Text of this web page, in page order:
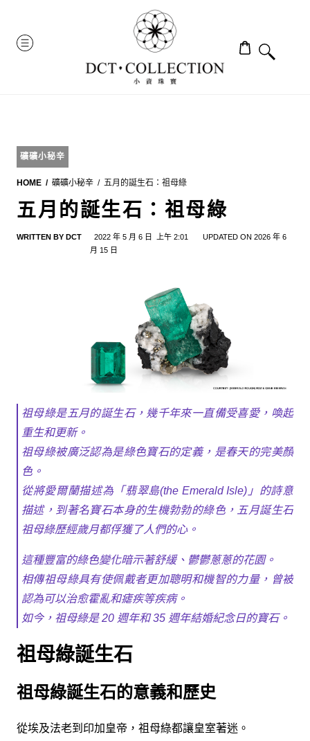
content
MENU
礦礦小秘辛
HOME 礦礦小秘辛 五月的誕生石：祖母綠
五月的誕生石：祖母綠
WRITTEN BY DCT 2022 年 5 月 6 日 上午 2:01
UPDATED ON 2026 年 6
月 15 日
祖母綠是五月的誕生石，幾千年來一直備受喜愛，喚起
重生和更新。
祖母綠被廣泛認為是綠色寶石的定義，是春天的完美顏
色。
從將愛爾蘭描述為「翡翠島(the Emerald Isle)」的詩意
描述，到著名寶石本身的生機勃勃的綠色，五月誕生石
祖母綠歷經歲月都俘獲了人們的心。
這種豐富的綠色變化暗示著舒緩、鬱鬱蔥蔥的花園。
相傳祖母綠具有使佩戴者更加聰明和機智的力量，曾被
認為可以治愈霍亂和瘧疾等疾病。
如今，祖母綠是 20 週年和 35 週年結婚紀念日的寶石。
祖母綠誕生石
祖母綠誕生石的意義和歷史
從埃及法老到印加皇帝，祖母綠都讓皇室著迷。